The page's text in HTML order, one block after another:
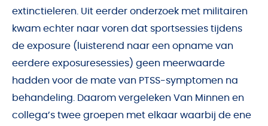
extinctieleren. Uit eerder onderzoek met militairen
kwam echter naar voren dat sportsessies tijdens
de exposure (luisterend naar een opname van
eerdere exposuresessies) geen meerwaarde
hadden voor de mate van PTSS-symptomen na
behandeling. Daarom vergeleken Van Minnen en
collega’s twee groepen met elkaar waarbij de ene